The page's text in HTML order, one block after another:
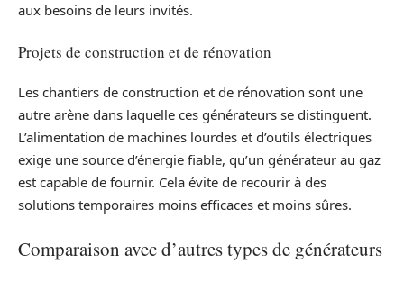
aux besoins de leurs invités.
Projets de construction et de rénovation
Les chantiers de construction et de rénovation sont une
autre arène dans laquelle ces générateurs se distinguent.
L’alimentation de machines lourdes et d’outils électriques
exige une source d’énergie fiable, qu’un générateur au gaz
est capable de fournir. Cela évite de recourir à des
solutions temporaires moins efficaces et moins sûres.
Comparaison avec d’autres types de générateurs